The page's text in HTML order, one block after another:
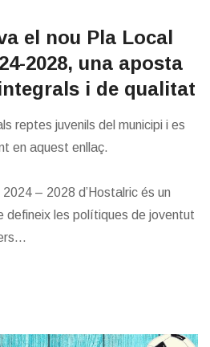
el nou Pla Local
2028, una aposta
i de qualitat
reptes juvenils del municipi i es
en aquest enllaç.
– 2028 d’Hostalric és un
defineix les polítiques de joventut